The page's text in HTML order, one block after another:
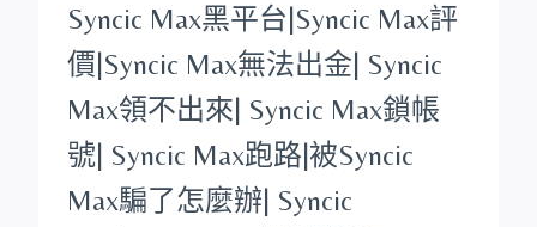
Syncic Max黑平台|Syncic Max評
價|Syncic Max無法出金| Syncic
Max領不出來| Syncic Max鎖帳
號| Syncic Max跑路|被Syncic
Max騙了怎麼辦| Syncic